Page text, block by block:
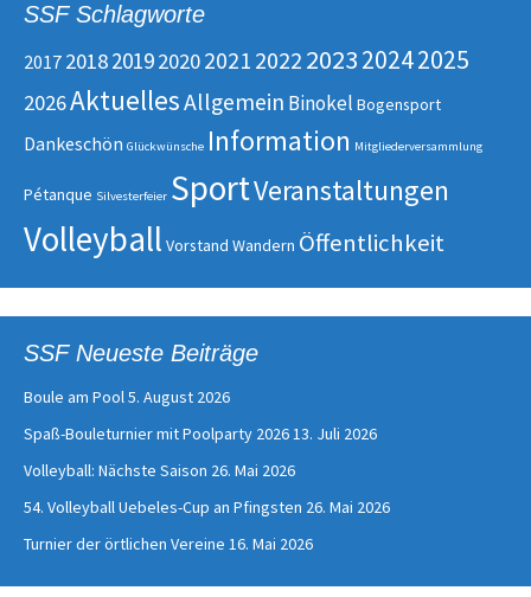
SSF Schlagworte
2017 2018201920202021 2022202320242025
2026AktuellesAllgemein Binokel Bogensport
Dankeschön Glückwünsche Information Mitgliederversammlung
Pétanque Silvesterfeier SportVeranstaltungen
Volleyball Vorstand Wandern Öffentlichkeit
SSF Neueste Beiträge
Boule am Pool5. August 2026
Spaß-Bouleturnier mit Poolparty 202613. Juli 2026
Volleyball: Nächste Saison 26. Mai 2026
54. Volleyball Uebeles-Cup an Pfingsten 26. Mai 2026
Turnier der örtlichen Vereine 16. Mai 2026